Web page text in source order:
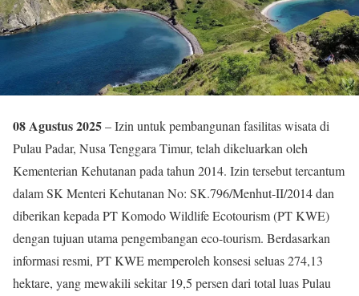
08 Agustus 2025– Izin untuk pembangunan fasilitas wisata di
Pulau Padar, Nusa Tenggara Timur, telah dikeluarkan oleh
Kementerian Kehutanan pada tahun 2014. Izin tersebut tercantum
dalam SK Menteri Kehutanan No: SK.796/Menhut-II/2014 dan
diberikan kepada PT Komodo Wildlife Ecotourism (PT KWE)
dengan tujuan utama pengembangan eco-tourism. Berdasarkan
informasi resmi, PT KWE memperoleh konsesi seluas 274,13
hektare, yang mewakili sekitar 19,5 persen dari total luas Pulau